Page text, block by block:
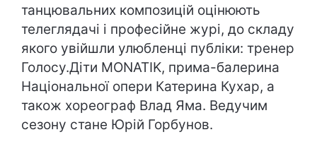
танцювальних композицій оцінюють
телеглядачі і професійне журі, до складу
якого увійшли улюбленці публіки: тренер
Голосу.Діти MONATIK, прима-балерина
Національної опери Катерина Кухар, а
також хореограф Влад Яма. Ведучим
сезону стане Юрій Горбунов.